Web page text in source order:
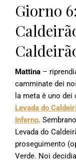
Giorno
Mattina –
camminate dei
la meta è uno
Levada do
Inferno.
Levada do
proseguimento
Verde. Noi